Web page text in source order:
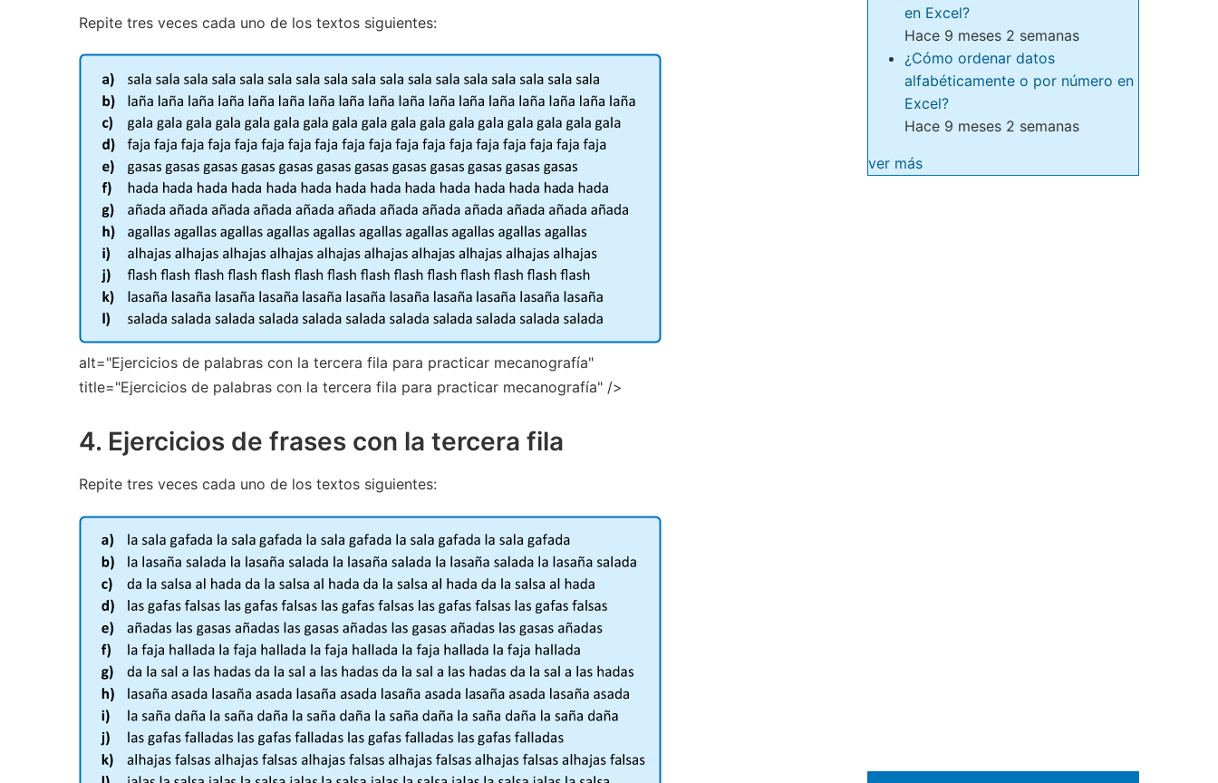
Repite tres veces cada uno de los textos siguientes:
alt="Ejercicios de palabras con la tercera fila para practicar mecanografía"
title="Ejercicios de palabras con la tercera fila para practicar mecanografía" />
4. Ejercicios de frases con la tercera fila
Repite tres veces cada uno de los textos siguientes:
en Excel?
Hace 9 meses 2 semanas
¿Cómo ordenar datos
alfabéticamente o por número en
Excel?
Hace 9 meses 2 semanas
ver más